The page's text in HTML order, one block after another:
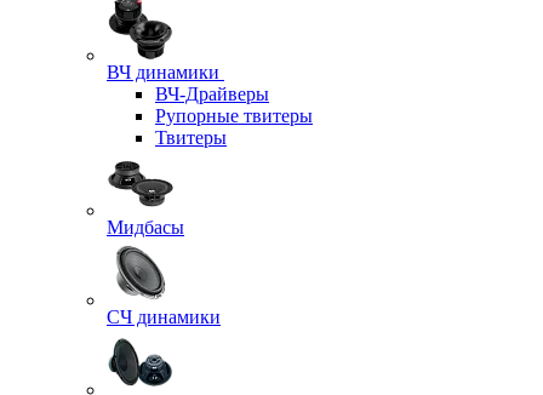
ВЧ динамики
ВЧ-Драйверы
Рупорные твитеры
Твитеры
Мидбасы
СЧ динамики